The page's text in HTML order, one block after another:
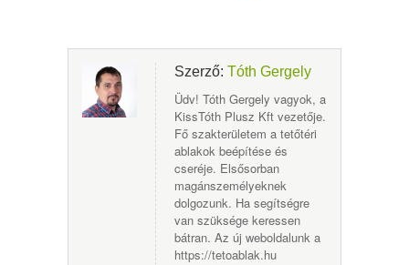
Szerző: Tóth Gergely
Üdv! Tóth Gergely vagyok, a
KissTóth Plusz Kft vezetője.
Fő szakterületem a tetőtéri
ablakok beépítése és
cseréje. Elsősorban
magánszemélyeknek
dolgozunk. Ha segítségre
van szüksége keressen
bátran. Az új weboldalunk a
https://tetoablak.hu